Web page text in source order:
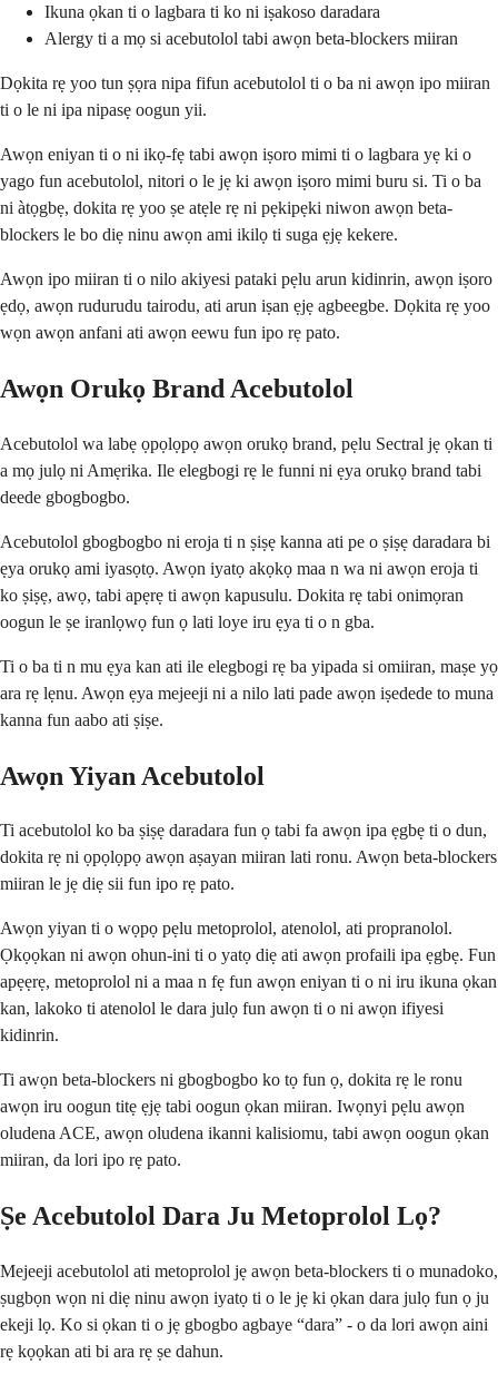
Ikuna ọkan ti o lagbara ti ko ni iṣakoso daradara
Alergy ti a mọ si acebutolol tabi awọn beta-blockers miiran
Dọkita rẹ yoo tun ṣọra nipa fifun acebutolol ti o ba ni awọn ipo miiran
ti o le ni ipa nipasẹ oogun yii.
Awọn eniyan ti o ni ikọ-fẹ tabi awọn iṣoro mimi ti o lagbara yẹ ki o
yago fun acebutolol, nitori o le jẹ ki awọn iṣoro mimi buru si. Ti o ba
ni àtọgbẹ, dokita rẹ yoo ṣe atẹle rẹ ni pẹkipẹki niwon awọn beta-
blockers le bo diẹ ninu awọn ami ikilọ ti suga ẹjẹ kekere.
Awọn ipo miiran ti o nilo akiyesi pataki pẹlu arun kidinrin, awọn iṣoro
ẹdọ, awọn rudurudu tairodu, ati arun iṣan ẹjẹ agbeegbe. Dọkita rẹ yoo
wọn awọn anfani ati awọn eewu fun ipo rẹ pato.
Awọn Orukọ Brand Acebutolol
Acebutolol wa labẹ ọpọlọpọ awọn orukọ brand, pẹlu Sectral jẹ ọkan ti
a mọ julọ ni Amẹrika. Ile elegbogi rẹ le funni ni ẹya orukọ brand tabi
deede gbogbogbo.
Acebutolol gbogbogbo ni eroja ti n ṣiṣẹ kanna ati pe o ṣiṣẹ daradara bi
ẹya orukọ ami iyasọtọ. Awọn iyatọ akọkọ maa n wa ni awọn eroja ti
ko ṣiṣẹ, awọ, tabi apẹrẹ ti awọn kapusulu. Dokita rẹ tabi onimọran
oogun le ṣe iranlọwọ fun ọ lati loye iru ẹya ti o n gba.
Ti o ba ti n mu ẹya kan ati ile elegbogi rẹ ba yipada si omiiran, maṣe yọ
ara rẹ lẹnu. Awọn ẹya mejeeji ni a nilo lati pade awọn iṣedede to muna
kanna fun aabo ati ṣiṣe.
Awọn Yiyan Acebutolol
Ti acebutolol ko ba ṣiṣẹ daradara fun ọ tabi fa awọn ipa ẹgbẹ ti o dun,
dokita rẹ ni ọpọlọpọ awọn aṣayan miiran lati ronu. Awọn beta-blockers
miiran le jẹ diẹ sii fun ipo rẹ pato.
Awọn yiyan ti o wọpọ pẹlu metoprolol, atenolol, ati propranolol.
Ọkọọkan ni awọn ohun-ini ti o yatọ diẹ ati awọn profaili ipa ẹgbẹ. Fun
apẹẹrẹ, metoprolol ni a maa n fẹ fun awọn eniyan ti o ni iru ikuna ọkan
kan, lakoko ti atenolol le dara julọ fun awọn ti o ni awọn ifiyesi
kidinrin.
Ti awọn beta-blockers ni gbogbogbo ko tọ fun ọ, dokita rẹ le ronu
awọn iru oogun titẹ ẹjẹ tabi oogun ọkan miiran. Iwọnyi pẹlu awọn
oludena ACE, awọn oludena ikanni kalisiomu, tabi awọn oogun ọkan
miiran, da lori ipo rẹ pato.
Ṣe Acebutolol Dara Ju Metoprolol Lọ?
Mejeeji acebutolol ati metoprolol jẹ awọn beta-blockers ti o munadoko,
ṣugbọn wọn ni diẹ ninu awọn iyatọ ti o le jẹ ki ọkan dara julọ fun ọ ju
ekeji lọ. Ko si ọkan ti o jẹ gbogbo agbaye “dara” - o da lori awọn aini
rẹ kọọkan ati bi ara rẹ ṣe dahun.